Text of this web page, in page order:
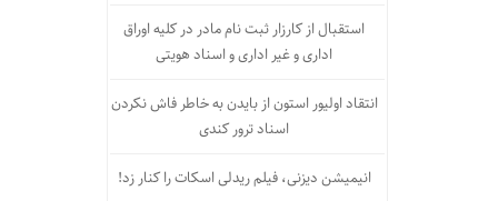
استقبال از کارزار ثبت نام مادر در کلیه اوراق
اداری و غیر اداری و اسناد هویتی
انتقاد اولیور استون از بایدن به خاطر فاش نکردن
اسناد ترور کندی
انیمیشن دیزنی، فیلم ریدلی اسکات را کنار زد!